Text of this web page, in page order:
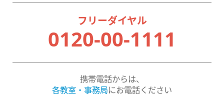
フリーダイヤル
0120-00-1111
携帯電話からは、
各教室・事務局にお電話ください